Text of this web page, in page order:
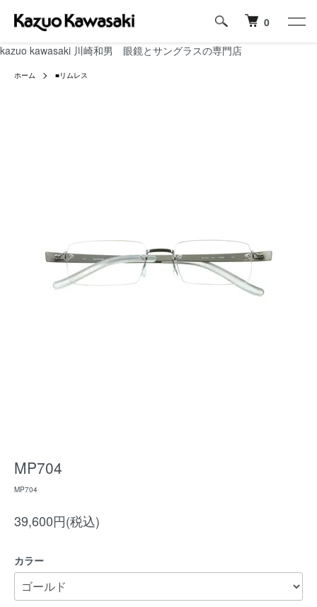
kazuo kawasaki 川崎和男 眼鏡とサングラスの専門店
0
ホーム ■リムレス
MP704
MP704
39,600円(税込)
カラー